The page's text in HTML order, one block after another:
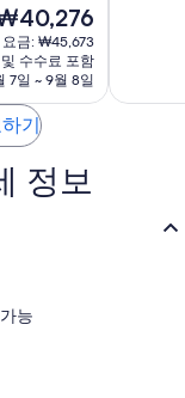
요금: ₩45,673
수수료 포함
7일 ~ 9월 8일
최
기
정보
능